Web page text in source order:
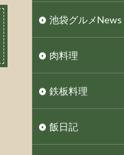
池袋グルメNews
肉料理
鉄板料理
飯日記